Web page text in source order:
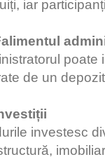
iar
poate
de un
investesc